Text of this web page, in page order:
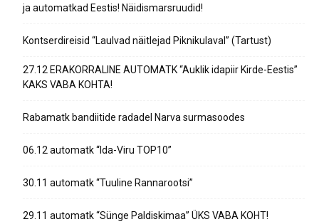
ja automatkad Eestis! Näidismarsruudid!
Kontserdireisid “Laulvad näitlejad Piknikulaval” (Tartust)
27.12 ERAKORRALINE AUTOMATK “Auklik idapiir Kirde-Eestis”
KAKS VABA KOHTA!
Rabamatk bandiitide radadel Narva surmasoodes
06.12 automatk “Ida-Viru TOP10”
30.11 automatk “Tuuline Rannarootsi”
29.11 automatk “Sünge Paldiskimaa” ÜKS VABA KOHT!